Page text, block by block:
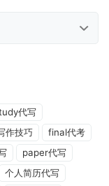
代写
作技巧
final代考
paper代写
个人简历代写